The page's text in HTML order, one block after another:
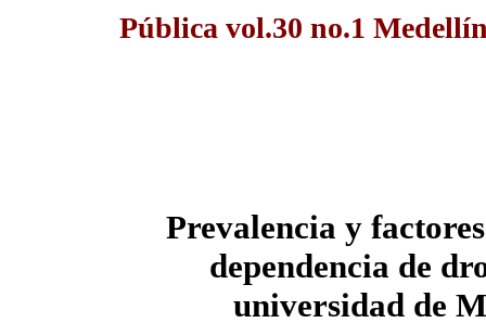
Pública vol.30 no.1
Prevalencia y
dependencia de
universidad de